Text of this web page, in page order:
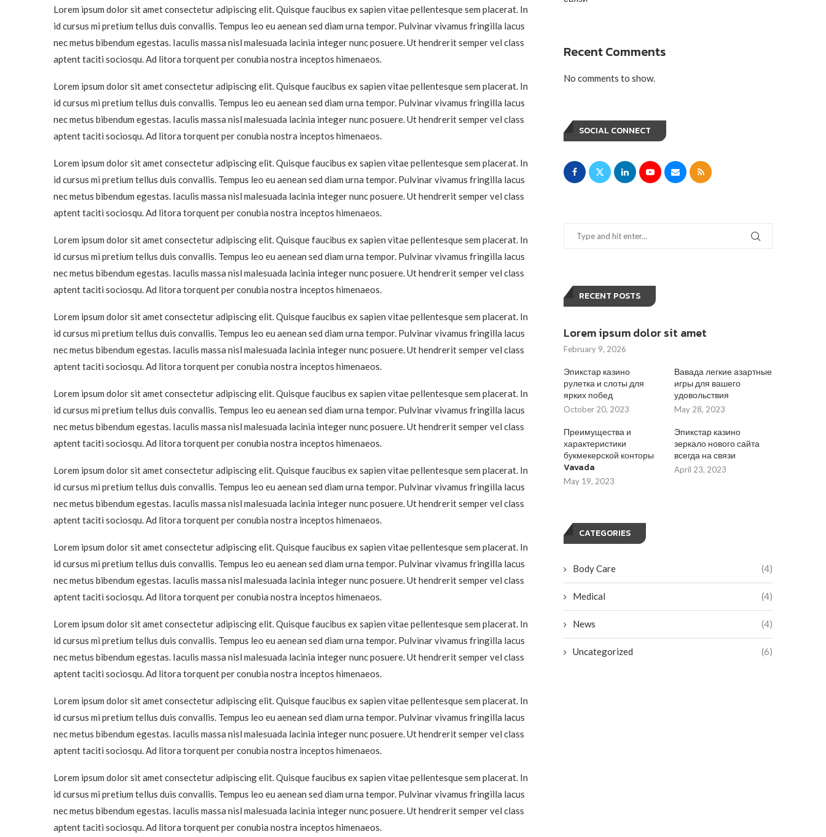
Lorem ipsum dolor sit amet consectetur adipiscing elit. Quisque faucibus ex sapien vitae pellentesque sem placerat. In
id cursus mi pretium tellus duis convallis. Tempus leo eu aenean sed diam urna tempor. Pulvinar vivamus fringilla lacus
nec metus bibendum egestas. Iaculis massa nisl malesuada lacinia integer nunc posuere. Ut hendrerit semper vel class
aptent taciti sociosqu. Ad litora torquent per conubia nostra inceptos himenaeos.
Lorem ipsum dolor sit amet consectetur adipiscing elit. Quisque faucibus ex sapien vitae pellentesque sem placerat. In
id cursus mi pretium tellus duis convallis. Tempus leo eu aenean sed diam urna tempor. Pulvinar vivamus fringilla lacus
nec metus bibendum egestas. Iaculis massa nisl malesuada lacinia integer nunc posuere. Ut hendrerit semper vel class
aptent taciti sociosqu. Ad litora torquent per conubia nostra inceptos himenaeos.
Lorem ipsum dolor sit amet consectetur adipiscing elit. Quisque faucibus ex sapien vitae pellentesque sem placerat. In
id cursus mi pretium tellus duis convallis. Tempus leo eu aenean sed diam urna tempor. Pulvinar vivamus fringilla lacus
nec metus bibendum egestas. Iaculis massa nisl malesuada lacinia integer nunc posuere. Ut hendrerit semper vel class
aptent taciti sociosqu. Ad litora torquent per conubia nostra inceptos himenaeos.
Lorem ipsum dolor sit amet consectetur adipiscing elit. Quisque faucibus ex sapien vitae pellentesque sem placerat. In
id cursus mi pretium tellus duis convallis. Tempus leo eu aenean sed diam urna tempor. Pulvinar vivamus fringilla lacus
nec metus bibendum egestas. Iaculis massa nisl malesuada lacinia integer nunc posuere. Ut hendrerit semper vel class
aptent taciti sociosqu. Ad litora torquent per conubia nostra inceptos himenaeos.
Lorem ipsum dolor sit amet consectetur adipiscing elit. Quisque faucibus ex sapien vitae pellentesque sem placerat. In
id cursus mi pretium tellus duis convallis. Tempus leo eu aenean sed diam urna tempor. Pulvinar vivamus fringilla lacus
nec metus bibendum egestas. Iaculis massa nisl malesuada lacinia integer nunc posuere. Ut hendrerit semper vel class
aptent taciti sociosqu. Ad litora torquent per conubia nostra inceptos himenaeos.
Lorem ipsum dolor sit amet consectetur adipiscing elit. Quisque faucibus ex sapien vitae pellentesque sem placerat. In
id cursus mi pretium tellus duis convallis. Tempus leo eu aenean sed diam urna tempor. Pulvinar vivamus fringilla lacus
nec metus bibendum egestas. Iaculis massa nisl malesuada lacinia integer nunc posuere. Ut hendrerit semper vel class
aptent taciti sociosqu. Ad litora torquent per conubia nostra inceptos himenaeos.
Lorem ipsum dolor sit amet consectetur adipiscing elit. Quisque faucibus ex sapien vitae pellentesque sem placerat. In
id cursus mi pretium tellus duis convallis. Tempus leo eu aenean sed diam urna tempor. Pulvinar vivamus fringilla lacus
nec metus bibendum egestas. Iaculis massa nisl malesuada lacinia integer nunc posuere. Ut hendrerit semper vel class
aptent taciti sociosqu. Ad litora torquent per conubia nostra inceptos himenaeos.
Lorem ipsum dolor sit amet consectetur adipiscing elit. Quisque faucibus ex sapien vitae pellentesque sem placerat. In
id cursus mi pretium tellus duis convallis. Tempus leo eu aenean sed diam urna tempor. Pulvinar vivamus fringilla lacus
nec metus bibendum egestas. Iaculis massa nisl malesuada lacinia integer nunc posuere. Ut hendrerit semper vel class
aptent taciti sociosqu. Ad litora torquent per conubia nostra inceptos himenaeos.
Lorem ipsum dolor sit amet consectetur adipiscing elit. Quisque faucibus ex sapien vitae pellentesque sem placerat. In
id cursus mi pretium tellus duis convallis. Tempus leo eu aenean sed diam urna tempor. Pulvinar vivamus fringilla lacus
nec metus bibendum egestas. Iaculis massa nisl malesuada lacinia integer nunc posuere. Ut hendrerit semper vel class
aptent taciti sociosqu. Ad litora torquent per conubia nostra inceptos himenaeos.
Lorem ipsum dolor sit amet consectetur adipiscing elit. Quisque faucibus ex sapien vitae pellentesque sem placerat. In
id cursus mi pretium tellus duis convallis. Tempus leo eu aenean sed diam urna tempor. Pulvinar vivamus fringilla lacus
nec metus bibendum egestas. Iaculis massa nisl malesuada lacinia integer nunc posuere. Ut hendrerit semper vel class
aptent taciti sociosqu. Ad litora torquent per conubia nostra inceptos himenaeos.
Lorem ipsum dolor sit amet consectetur adipiscing elit. Quisque faucibus ex sapien vitae pellentesque sem placerat. In
id cursus mi pretium tellus duis convallis. Tempus leo eu aenean sed diam urna tempor. Pulvinar vivamus fringilla lacus
nec metus bibendum egestas. Iaculis massa nisl malesuada lacinia integer nunc posuere. Ut hendrerit semper vel class
aptent taciti sociosqu. Ad litora torquent per conubia nostra inceptos himenaeos.
Recent Comments
No comments to show.
SOCIAL CONNECT
RECENT POSTS
Lorem ipsum dolor sit amet
February 9, 2026
Эпикстар казино
рулетка и слоты для
ярких побед
October 20, 2023
Вавада легкие азартные
игры для вашего
удовольствия
May 28, 2023
Преимущества и
характеристики
букмекерской конторы
Vavada
May 19, 2023
Эпикстар казино
зеркало нового сайта
всегда на связи
April 23, 2023
CATEGORIES
Body Care (4)
Medical (4)
News (4)
Uncategorized (6)